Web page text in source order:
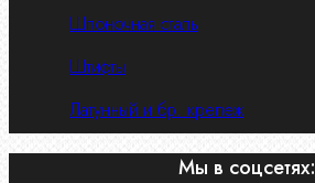
Шпоночная сталь
Штифты
Латунный и бр. крепеж
Мы в соцсетях: